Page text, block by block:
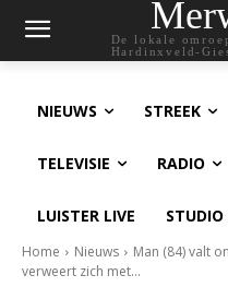
De lokale
Hardinxveld-
NIEUWS STREEK
TELEVISIE RADIO
LUISTER LIVE STUDIO
Home Nieuws
Man (84) valt
verweert zich met...